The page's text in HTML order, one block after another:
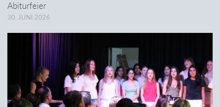
Abiturfeier
30. JUNI 2026